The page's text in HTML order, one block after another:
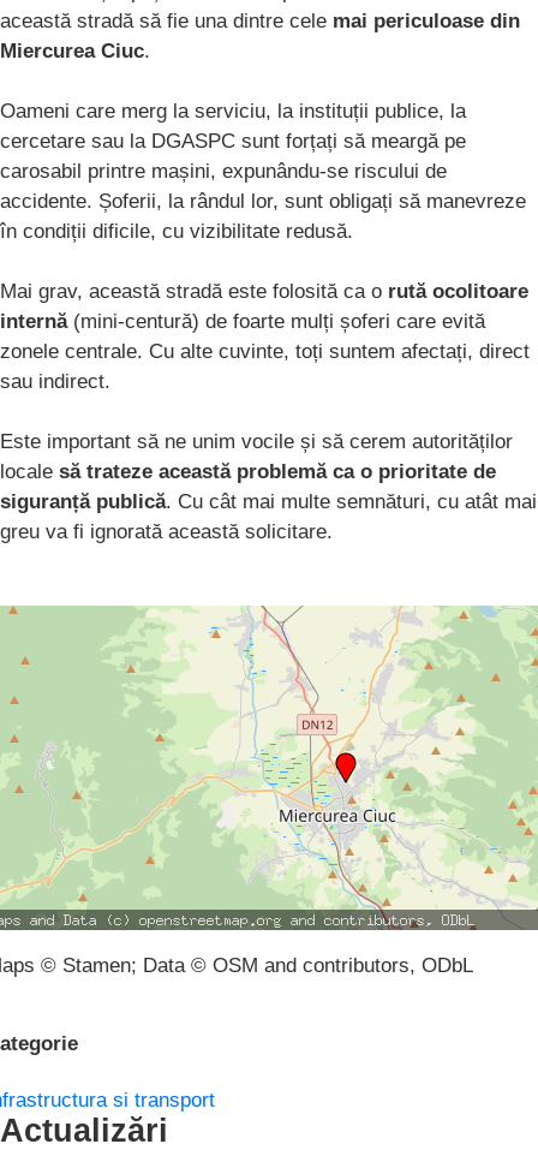
această stradă să fie una dintre cele mai periculoase din
Miercurea Ciuc.
Oameni care merg la serviciu, la instituții publice, la
cercetare sau la DGASPC sunt forțați să meargă pe
carosabil printre mașini, expunându-se riscului de
accidente. Șoferii, la rândul lor, sunt obligați să manevreze
în condiții dificile, cu vizibilitate redusă.
Mai grav, această stradă este folosită ca o rută ocolitoare
internă(mini-centură) de foarte mulți șoferi care evită
zonele centrale. Cu alte cuvinte, toți suntem afectați, direct
sau indirect.
Este important să ne unim vocile și să cerem autorităților
locale să trateze această problemă ca o prioritate de
siguranță publică. Cu cât mai multe semnături, cu atât mai
greu va fi ignorată această solicitare.
© Stamen; Data © OSM and contributors, ODbL
si transport
Actualizări